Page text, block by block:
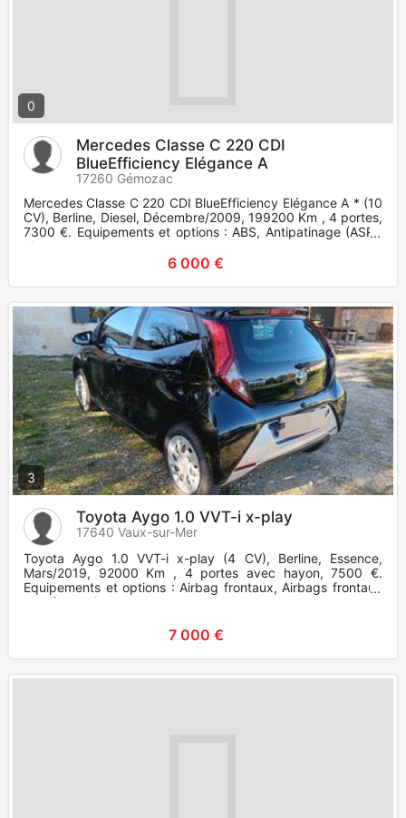
0
Mercedes Classe C 220 CDI
BlueEfficiency Elégance A
17260 Gémozac
Mercedes Classe C 220 CDI BlueEfficiency Elégance A * (10
CV), Berline, Diesel, Décembre/2009, 199200 Km , 4 portes,
7300 €. Equipements et options : ABS, Antipatinage (ASR),
Airb
6 000 €
3
Toyota Aygo 1.0 VVT-i x-play
17640 Vaux-sur-Mer
Toyota Aygo 1.0 VVT-i x-play (4 CV), Berline, Essence,
Mars/2019, 92000 Km , 4 portes avec hayon, 7500 €.
Equipements et options : Airbag frontaux, Airbags frontaux
+ latéraux, Co
7 000 €